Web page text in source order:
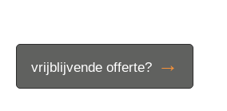
vrijblijvende offerte? →